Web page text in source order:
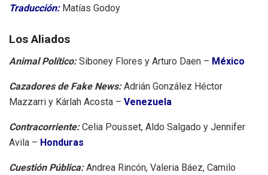
Traducción:Matías Godoy
Los Aliados
Animal Político:Siboney Flores y Arturo Daen – México
Cazadores de Fake News:Adrián González Héctor
Mazzarri y Kárlah Acosta – Venezuela
Contracorriente:Celia Pousset, Aldo Salgado y Jennifer
Avila – Honduras
Cuestión Pública:Andrea Rincón, Valeria Báez, Camilo